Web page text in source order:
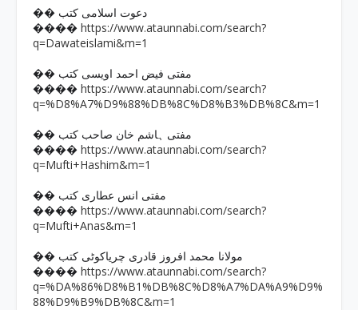
�� دعوت اسلامی کتب
���� https://www.ataunnabi.com/search?
q=Dawateislami&m=1
�� مفتی فیض احمد اویسی کتب
���� https://www.ataunnabi.com/search?
q=%D8%A7%D9%88%DB%8C%D8%B3%DB%8C&m=1
�� مفتی ہاشم خان صاحب کتب
���� https://www.ataunnabi.com/search?
q=Mufti+Hashim&m=1
�� مفتی انس عطاری کتب
���� https://www.ataunnabi.com/search?
q=Mufti+Anas&m=1
�� مولانا محمد افروز قادری چریاکوٹی کتب
���� https://www.ataunnabi.com/search?
q=%DA%86%D8%B1%DB%8C%D8%A7%DA%A9%D9%
88%D9%B9%DB%8C&m=1